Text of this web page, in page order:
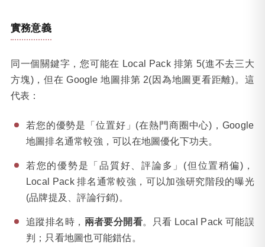
實務意義
同一個關鍵字，您可能在 Local Pack 排第 5(進不去三大
方塊)，但在 Google 地圖排第 2(因為地圖更看距離)。這
代表：
若您的優勢是「位置好」(在熱門商圈中心)，Google
地圖排名通常較強，可以在地圖優化下功夫。
若您的優勢是「品質好、評論多」(但位置稍偏)，
Local Pack 排名通常較強，可以加強研究階段的曝光
(品牌提及、評論行銷)。
追蹤排名時， 兩者要分開看。只看 Local Pack 可能誤
判；只看地圖也可能錯估。